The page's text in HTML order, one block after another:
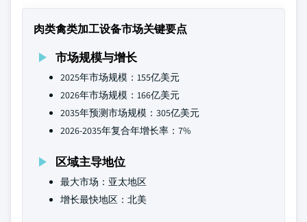
肉类禽类加工设备市场关键要点
市场规模与增长
2025年市场规模：155亿美元
2026年市场规模：166亿美元
2035年预测市场规模：305亿美元
2026-2035年复合年增长率：7%
区域主导地位
最大市场：亚太地区
增长最快地区：北美